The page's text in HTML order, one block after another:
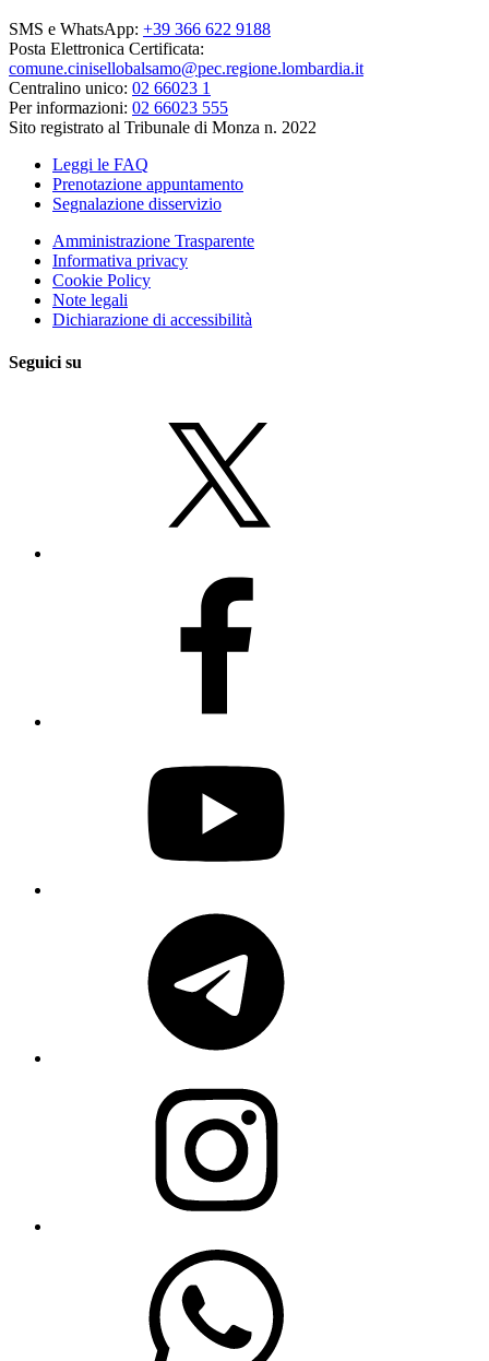
SMS e WhatsApp: +39 366 622 9188
Posta Elettronica Certificata:
comune.cinisellobalsamo@pec.regione.lombardia.it
Centralino unico: 02 66023 1
Per informazioni: 02 66023 555
Sito registrato al Tribunale di Monza n. 2022
Leggi le FAQ
Prenotazione appuntamento
Segnalazione disservizio
Amministrazione Trasparente
Informativa privacy
Cookie Policy
Note legali
Dichiarazione di accessibilità
Seguici su